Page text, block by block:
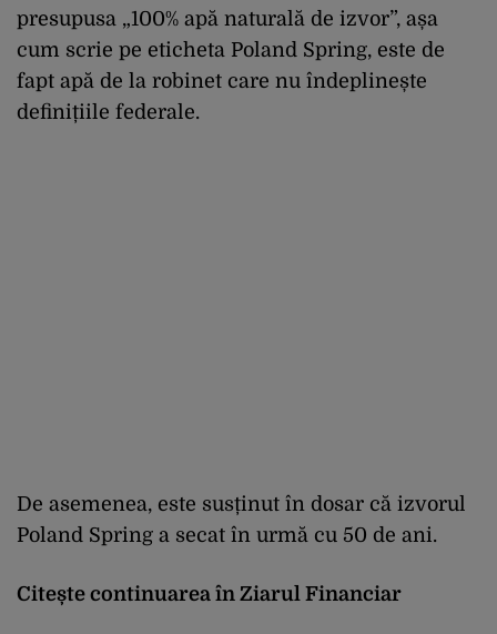
presupusa „100% apă naturală de izvor”, așa
cum scrie pe eticheta Poland Spring, este de
fapt apă de la robinet care nu îndeplinește
definițiile federale.
De asemenea, este susținut în dosar că izvorul
Poland Spring a secat în urmă cu 50 de ani.
Citește continuarea în Ziarul Financiar